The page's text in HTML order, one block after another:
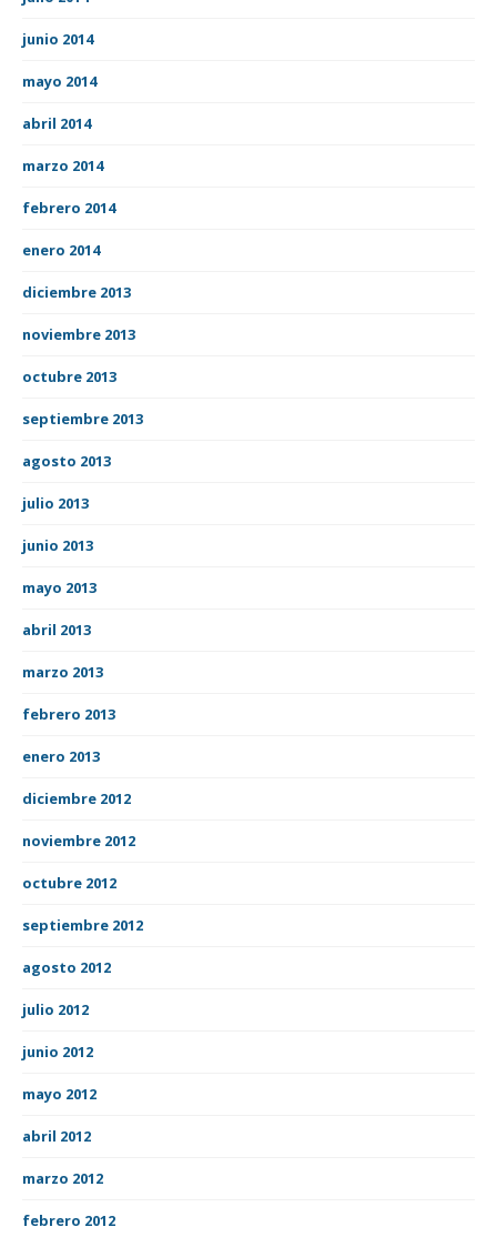
junio 2014
mayo 2014
abril 2014
marzo 2014
febrero 2014
enero 2014
diciembre 2013
noviembre 2013
octubre 2013
septiembre 2013
agosto 2013
julio 2013
junio 2013
mayo 2013
abril 2013
marzo 2013
febrero 2013
enero 2013
diciembre 2012
noviembre 2012
octubre 2012
septiembre 2012
agosto 2012
julio 2012
junio 2012
mayo 2012
abril 2012
marzo 2012
febrero 2012